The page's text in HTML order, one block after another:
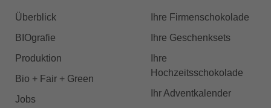
Überblick
BIOgrafie
Produktion
Bio + Fair + Green
Jobs
Ihre Firmenschokolade
Ihre Geschenksets
Ihre
Hochzeitsschokolade
Ihr Adventkalender